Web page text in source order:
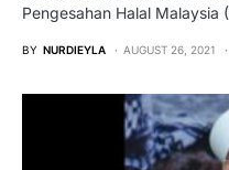
Pengesahan Halal Malaysia
BY NURDIEYLA AUGUST 26, 2021